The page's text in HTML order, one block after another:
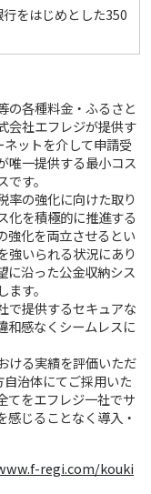
をはじめとした350
の各種料金・ふるさと
会社エフレジが提供す
ットを介して申請受
唯一提供する最小コス
す。
率の強化に向けた取り
化を積極的に推進する
強化を両立させるとい
強いられる状況にあり
に沿った公金収納シス
す。
で提供するセキュアな
和感なくシームレスに
ける実績を評価いただ
治体にてご採用いた
てをエフレジ一社でサ
じることなく導入・
regi.com/kouki